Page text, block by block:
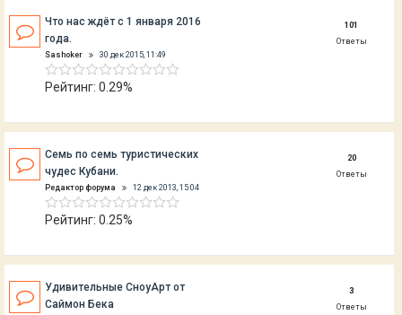
Что нас ждёт с 1 января 2016
года.
Sashoker 30 дек 2015, 11:49
Рейтинг: 0.29%
101
Ответы
Семь по семь туристических
чудес Кубани.
Редактор форума 12 дек 2013, 15:04
Рейтинг: 0.25%
20
Ответы
Удивительные СноуАрт от
Саймон Бека
3
Ответы